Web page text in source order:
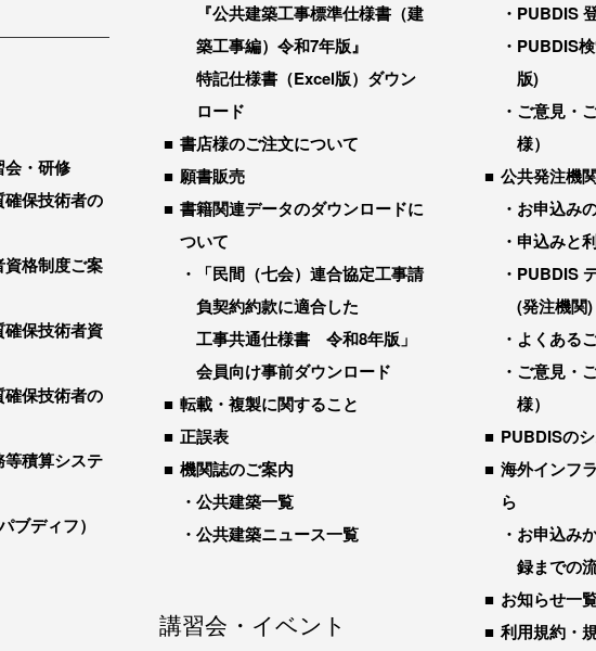
会・研修
保技術者の
格制度ご案
保技術者資
保技術者の
等積算システ
ブディフ）
『公共建築工事標準仕様書（建
築工事編）令和7年版』
特記仕様書（Excel版）ダウン
ロード
書店様のご注文について
願書販売
書籍関連データのダウンロードに
ついて
「民間（七会）連合協定工事請
負契約約款に適合した
工事共通仕様書 令和8年版」
会員向け事前ダウンロード
転載・複製に関すること
正誤表
機関誌のご案内
公共建築一覧
公共建築ニュース一覧
講習会・イベント
PUBDIS
PUBDIS
版)
ご意見・
様）
公共発注機
お申込み
申込みと
PUBDIS
(発注機関)
よくある
ご意見・
様）
PUBDISの
海外インフ
ら
お申込み
録までの
お知らせ一
利用規約・